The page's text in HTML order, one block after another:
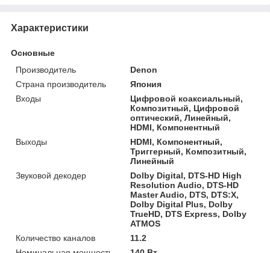
Характеристики
Основные
Производитель
Denon
Страна производитель
Япония
Входы
Цифровой коаксиальный,
Композитный, Цифровой
оптический, Линейный,
HDMI, Компонентный
Выходы
HDMI, Компонентный,
Триггерный, Композитный,
Линейный
Звуковой декодер
Dolby Digital, DTS-HD High
Resolution Audio, DTS-HD
Master Audio, DTS, DTS:X,
Dolby Digital Plus, Dolby
TrueHD, DTS Express, Dolby
ATMOS
Количество каналов
11.2